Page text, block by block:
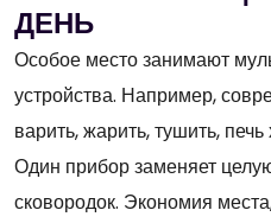
ДЕНЬ
Особое место занимают
устройства. Например,
варить, жарить, тушить,
Один прибор заменяет
сковородок. Экономия